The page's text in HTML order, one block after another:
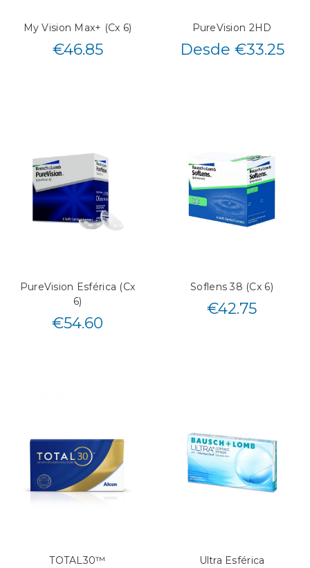
My Vision Max+ (Cx 6)
€46.85
PureVision 2HD
Desde €33.25
PureVision Esférica (Cx
6)
€54.60
Soflens 38 (Cx 6)
€42.75
TOTAL30™ Ultra Esférica